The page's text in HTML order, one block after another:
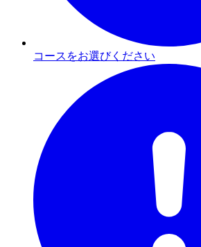
コースをお選びください